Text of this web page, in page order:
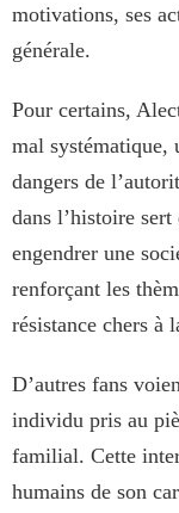
motivations, ses
générale.
Pour certains,
mal systématique,
dangers de
dans l’histoire
engendrer une
renforçant les
résistance chers à
D’autres fans
individu pris au
familial. Cette
humains de son